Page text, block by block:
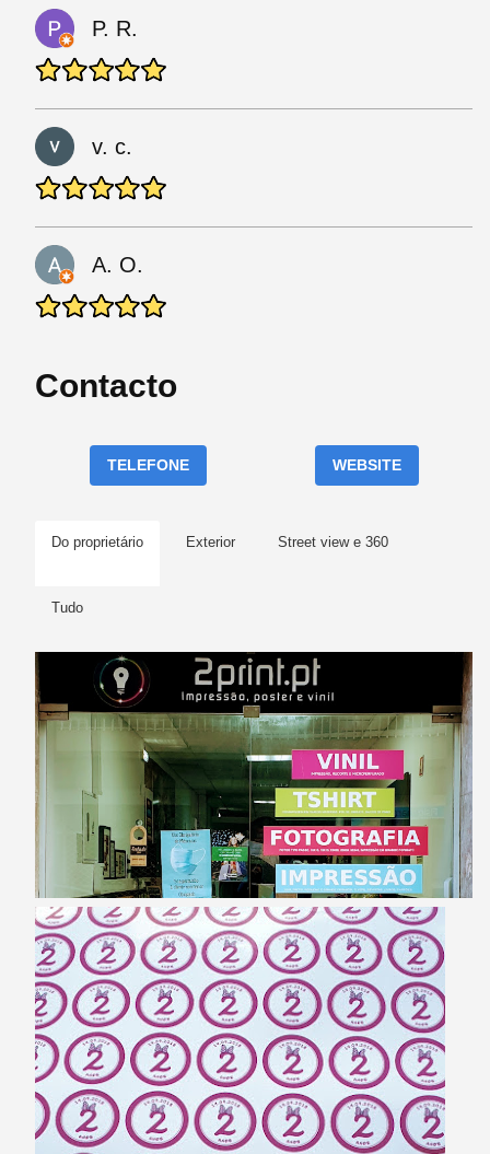
P. R.
v. c.
A. O.
Contacto
TELEFONE WEBSITE
Do proprietário Exterior Street view e 360
Tudo